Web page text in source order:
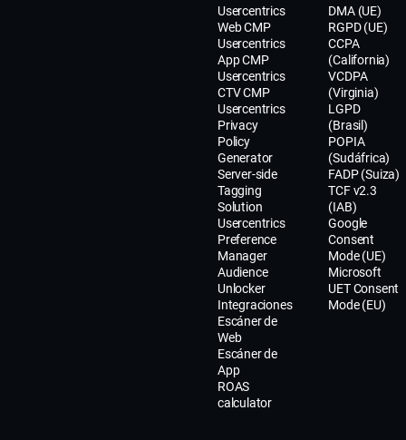
Usercentrics
Web CMP
Usercentrics
App CMP
Usercentrics
CTV CMP
Usercentrics
Privacy
Policy
Generator
Server-side
Tagging
Solution
Usercentrics
Preference
Manager
Audience
Unlocker
Integraciones
Escáner de
Web
Escáner de
App
ROAS
calculator
DMA (UE)
RGPD (UE)
CCPA
(California)
VCDPA
(Virginia)
LGPD
(Brasil)
POPIA
(Sudáfrica)
FADP (Suiza)
TCF v2.3
(IAB)
Google
Consent
Mode (UE)
Microsoft
UET Consent
Mode (EU)